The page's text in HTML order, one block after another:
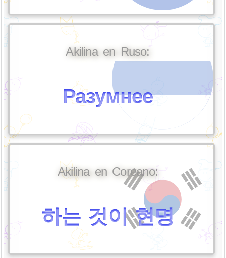
Akilina en Ruso:
Разумнее
Akilina en Coreano:
하는 것이 현명